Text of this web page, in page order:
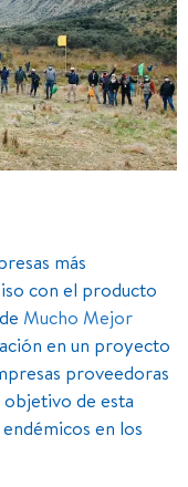
más
con el producto
Mucho Mejor
en un proyecto
proveedoras
objetivo de esta
en los